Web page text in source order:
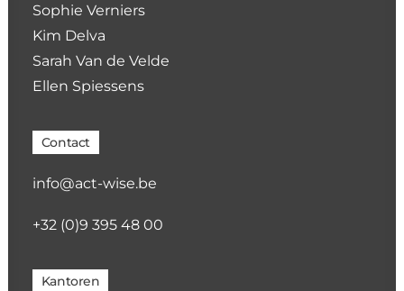
Sophie Verniers
Kim Delva
Sarah Van de Velde
Ellen Spiessens
Contact
info@act-wise.be
+32 (0)9 395 48 00
Kantoren